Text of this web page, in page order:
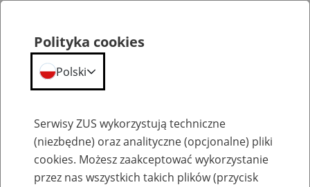
Przepraszamy,
podana strona nie została znaleziona.
Polityka cookies
Polski
Serwisy ZUS wykorzystują techniczne
(niezbędne) oraz analityczne (opcjonalne) pliki
cookies. Możesz zaakceptować wykorzystanie
przez nas wszystkich takich plików (przycisk